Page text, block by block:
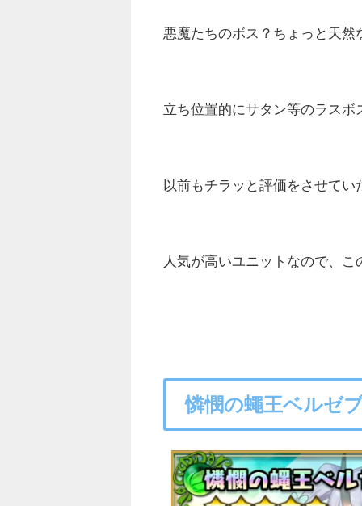
悪魔たちのボス？ちょっと天然
立ち位置的にサタン等のラス
以前もチラッと評価をさせてい
人気が高いユニットなので、
憐憫の蠅王ベルゼ